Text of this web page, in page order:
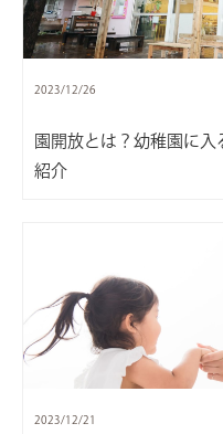
2023/12/26
園開放とは？幼稚園に
紹介
2023/12/21